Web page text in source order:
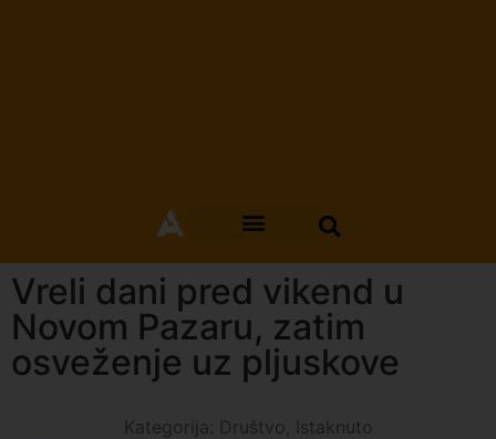
Vreli dani pred vikend u
Novom Pazaru, zatim
osveženje uz pljuskove
Kategorija: Društvo
Istaknuto